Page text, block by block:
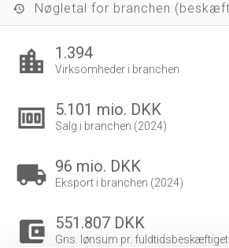
history
location_city 1.394
Virksomheder i branchen
money 5.101 mio. DKK
Salg i branchen (2024)
local_shipping 96 mio. DKK
Eksport i branchen (2024)
account_balance_wallet 551.807 DKK
Gns. lønsum pr. fuldtidsbeskæftiget